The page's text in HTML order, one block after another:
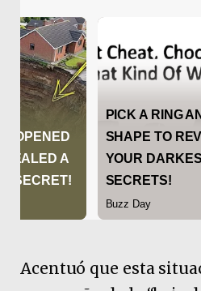
Acentuó que esta